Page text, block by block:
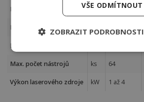
Max. hmotnost plechu kg 200
Nástrojový systém
Max. průměr nástroje
Max. počet nástrojů ks 64
Výkon laserového zdroje kW 1 až 4
VŠE ODMÍTNOUT
ZOBRAZIT PODROBNOSTI